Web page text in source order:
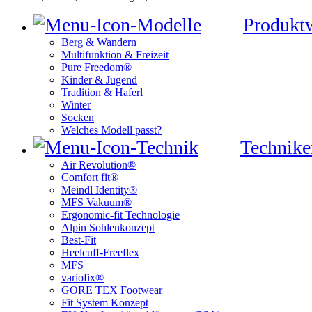
Berg & Wandern
Multifunktion & Freizeit
Pure Freedom®
Kinder & Jugend
Tradition & Haferl
Winter
Socken
Welches Modell passt?
Air Revolution®
Comfort fit®
Meindl Identity®
MFS Vakuum®
Ergonomic-fit Technologie
Alpin Sohlenkonzept
Best-Fit
Heelcuff-Freeflex
MFS
variofix®
GORE TEX Footwear
Fit System Konzept